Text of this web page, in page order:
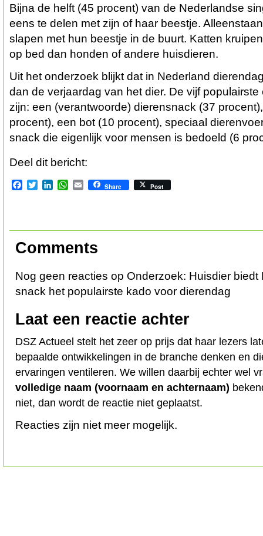
Bijna de helft (45 procent) van de Nederlandse
eens te delen met zijn of haar beestje.
slapen met hun beestje in de buurt. Katten
op bed dan honden of andere huisdieren.
Uit het onderzoek blijkt dat in Nederland
dan de verjaardag van het dier. De vijf
zijn: een (verantwoorde) dierensnack (37
procent), een bot (10 procent), speciaal
snack die eigenlijk voor mensen is bedoeld (6
Deel dit bericht:
Facebook
TwitterLinkedInWhatsApp
EmailShare Post
Comments
Nog geen reacties op Onderzoek: Huisdier biedt
snack het populairste kado voor dierendag
Laat een reactie achter
DSZ Actueel stelt het zeer op prijs dat haar lezers
bepaalde ontwikkelingen in de branche denken en
ervaringen ventileren. We willen daarbij echter wel
volledige naam (voornaam en achternaam)
niet, dan wordt de reactie niet geplaatst.
Reacties zijn niet meer mogelijk.